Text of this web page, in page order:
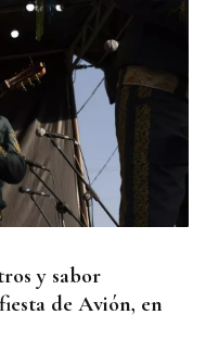
y sabor
de Avión, en